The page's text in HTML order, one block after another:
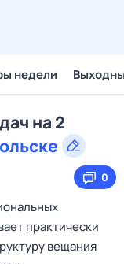
недели
на 2
0
практически
вещания